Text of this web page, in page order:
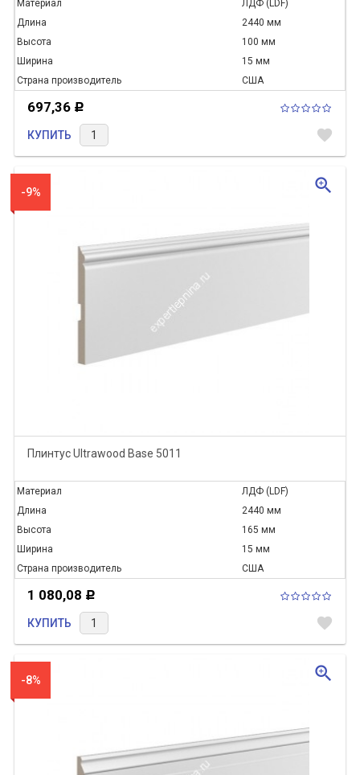
Материал
ЛДФ (LDF)
Длина
2440 мм
Высота
100 мм
Ширина
15 мм
Страна производитель
США
697,36 Р
КУПИТЬ favorite
-9%
Плинтус Ultrawood Base 5011
Материал
ЛДФ (LDF)
Длина
2440 мм
Высота
165 мм
Ширина
15 мм
Страна производитель
США
1 080,08 Р
КУПИТЬ favorite
zoom_in
-8% zoom_in